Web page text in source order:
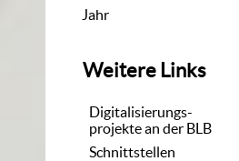
Jahr
Weitere Links
Digitalisierungs-
projekte an der BLB
Schnittstellen